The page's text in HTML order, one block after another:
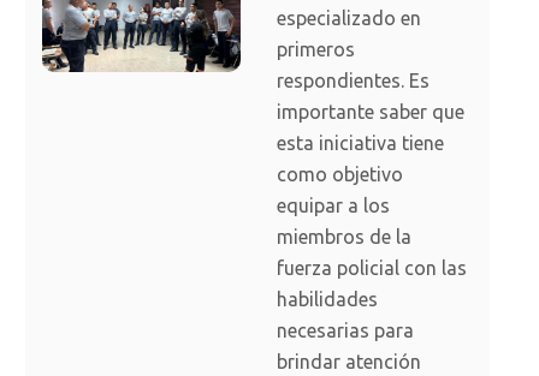
especializado en
primeros
respondientes. Es
importante saber que
esta iniciativa tiene
como objetivo
equipar a los
miembros de la
fuerza policial con las
habilidades
necesarias para
brindar atención